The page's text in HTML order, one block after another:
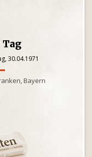
30.04.1971
Bayern